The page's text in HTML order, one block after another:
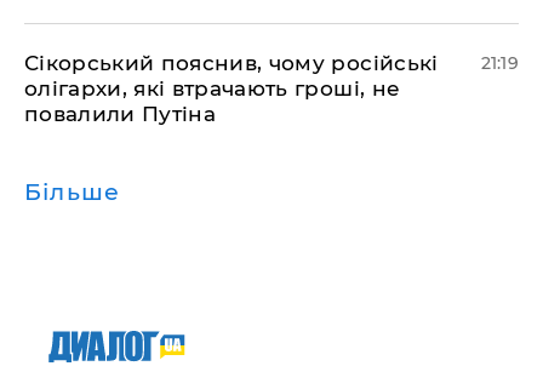
​Сікорський пояснив, чому російські
олігархи, які втрачають гроші, не
повалили Путіна
21:19
Більше